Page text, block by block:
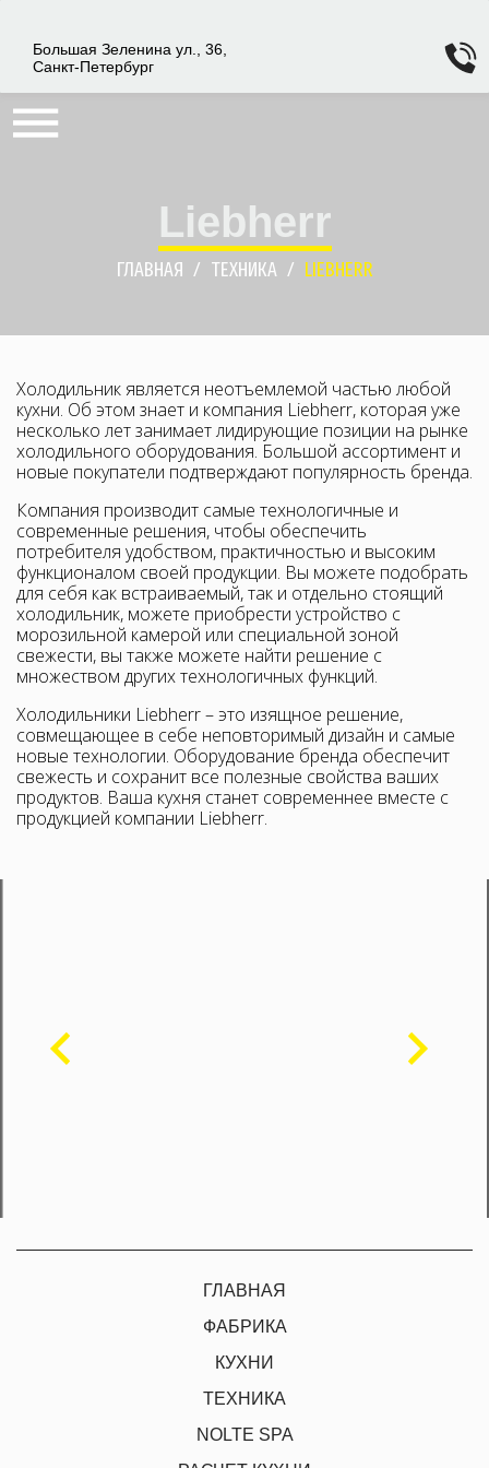
Большая Зеленина ул., 36,
Санкт-Петербург
Liebherr
ГЛАВНАЯ ТЕХНИКА LIEBHERR
Холодильник является неотъемлемой частью любой
кухни. Об этом знает и компания Liebherr, которая уже
несколько лет занимает лидирующие позиции на рынке
холодильного оборудования. Большой ассортимент и
новые покупатели подтверждают популярность бренда.
Компания производит самые технологичные и
современные решения, чтобы обеспечить
потребителя удобством, практичностью и высоким
функционалом своей продукции. Вы можете подобрать
для себя как встраиваемый, так и отдельно стоящий
холодильник, можете приобрести устройство с
морозильной камерой или специальной зоной
свежести, вы также можете найти решение с
множеством других технологичных функций.
Холодильники Liebherr – это изящное решение,
совмещающее в себе неповторимый дизайн и самые
новые технологии. Оборудование бренда обеспечит
свежесть и сохранит все полезные свойства ваших
продуктов. Ваша кухня станет современнее вместе с
продукцией компании Liebherr.
ГЛАВНАЯ
ФАБРИКА
КУХНИ
ТЕХНИКА
NOLTE SPA